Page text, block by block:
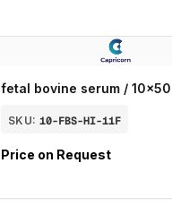
fetal bovine serum / 10x50
SKU: 10-FBS-HI-11F
Price on Request